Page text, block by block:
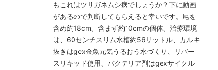
もこれはツリガネムシ病でしょうか？下に動画
があるので判断してもらえると幸いです。尾を
含め約18cm、含まず約10cmの個体、治療環境
は、60センチスリム水槽約56リットル、カルキ
抜きはgex金魚元気うるおう水づくり、リバー
スリキッド使用、バクテリア剤はgexサイクル